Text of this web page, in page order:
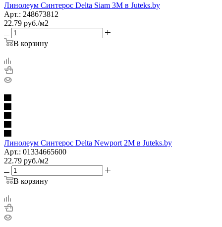
Линолеум Синтерос Delta Siam 3M в Juteks.by
Арт.: 248673812
22.79 руб./м2
В корзину
Линолеум Синтерос Delta Newport 2M в Juteks.by
Арт.: 01334665600
22.79 руб./м2
В корзину